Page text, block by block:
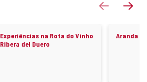
antigo
Experiências na Rota do Vinho
Ribera del Duero
históricos
Aranda